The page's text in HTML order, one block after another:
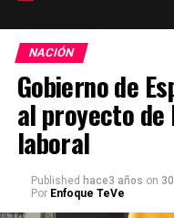
NACIÓN
Gobierno de
al proyecto
laboral
Published hace3 años on
Por Enfoque TeVe